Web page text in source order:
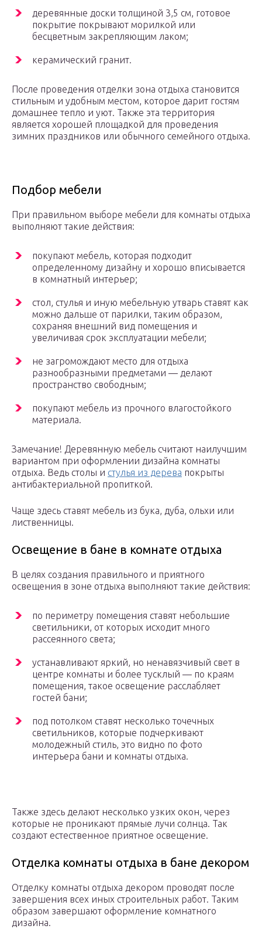
деревянные доски толщиной 3,5 см, готовое
покрытие покрывают морилкой или
бесцветным закрепляющим лаком;
керамический гранит.
После проведения отделки зона отдыха становится
стильным и удобным местом, которое дарит гостям
домашнее тепло и уют. Также эта территория
является хорошей площадкой для проведения
зимних праздников или обычного семейного отдыха.
Подбор мебели
При правильном выборе мебели для комнаты отдыха
выполняют такие действия:
покупают мебель, которая подходит
определенному дизайну и хорошо вписывается
в комнатный интерьер;
стол, стулья и иную мебельную утварь ставят как
можно дальше от парилки, таким образом,
сохраняя внешний вид помещения и
увеличивая срок эксплуатации мебели;
не загромождают место для отдыха
разнообразными предметами — делают
пространство свободным;
покупают мебель из прочного влагостойкого
материала.
Замечание! Деревянную мебель считают наилучшим
вариантом при оформлении дизайна комнаты
отдыха. Ведь столы и стулья из дерева покрыты
антибактериальной пропиткой.
Чаще здесь ставят мебель из бука, дуба, ольхи или
лиственницы.
Освещение в бане в комнате отдыха
В целях создания правильного и приятного
освещения в зоне отдыха выполняют такие действия:
по периметру помещения ставят небольшие
светильники, от которых исходит много
рассеянного света;
устанавливают яркий, но ненавязчивый свет в
центре комнаты и более тусклый — по краям
помещения, такое освещение расслабляет
гостей бани;
под потолком ставят несколько точечных
светильников, которые подчеркивают
молодежный стиль, это видно по фото
интерьера бани и комнаты отдыха.
Также здесь делают несколько узких окон, через
которые не проникают прямые лучи солнца. Так
создают естественное приятное освещение.
Отделка комнаты отдыха в бане декором
Отделку комнаты отдыха декором проводят после
завершения всех иных строительных работ. Таким
образом завершают оформление комнатного
дизайна.